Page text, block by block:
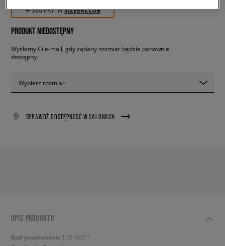
✛ 330 PKT. WSIZEERCLUB
PRODUKT NIEDOSTĘPNY
Wyślemy Ci e-mail, gdy żądany rozmiar będzie ponownie
dostępny.
Wybierz rozmiar
SPRAWDŹ DOSTĘPNOŚĆ W SALONACH
OPIS PRODUKTU
Kod producenta: 10516011